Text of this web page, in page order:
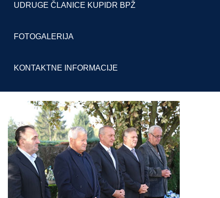
UDRUGE ČLANICE KUPIDR BPŽ
FOTOGALERIJA
KONTAKTNE INFORMACIJE